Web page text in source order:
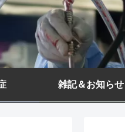
雑記＆お知らせ